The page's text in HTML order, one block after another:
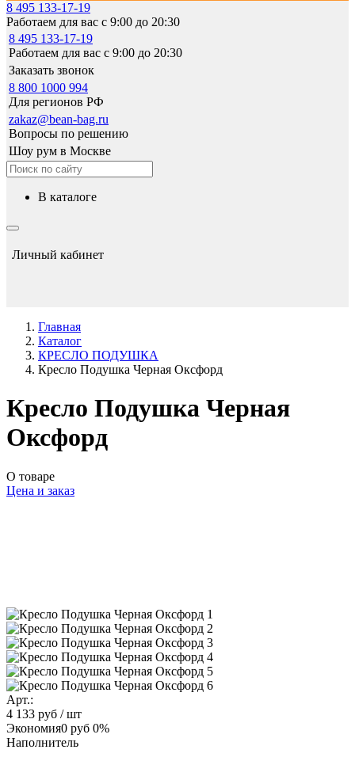
8 495 133-17-19
Работаем для вас с 9:00 до 20:30
8 495 133-17-19
Работаем для вас с 9:00 до 20:30
Заказать звонок
8 800 1000 994
Для регионов РФ
zakaz@bean-bag.ru
Вопросы по решению
Шоу рум в Москве
в каталоге
Личный кабинет
Главная
Каталог
КРЕСЛО ПОДУШКА
Кресло Подушка Черная Оксфорд
Кресло Подушка Черная
Оксфорд
О товаре
Цена и заказ
Арт.:
4 133 руб / шт
Экономия0 руб 0%
Наполнитель